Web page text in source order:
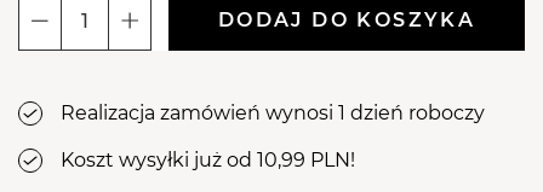
Różowy
Pędzelek
do
DODAJ DO KOSZYKA
Realizacja zamówień wynosi 1 dzień roboczy
Koszt wysyłki już od 10,99 PLN!